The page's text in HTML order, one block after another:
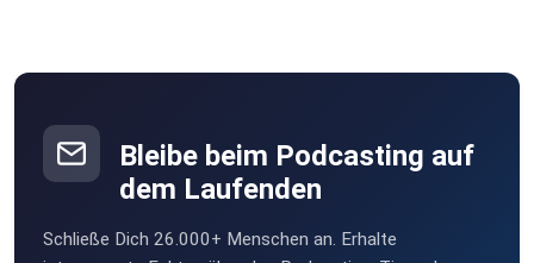
Bleibe beim Podcasting auf
dem Laufenden
Schließe Dich 26.000+ Menschen an. Erhalte